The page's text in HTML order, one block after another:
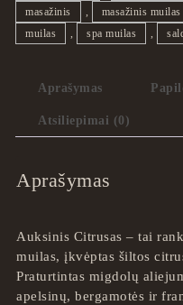
masažinis
masažinis muilas
muilas
spa muilas
Aprašymas
Atsiliepimai (0)
Aprašymas
Auksinis Citrusas – tai
muilas, įkvėptas šiltos
Praturtintas migdolų
apelsinų, bergamotės ir